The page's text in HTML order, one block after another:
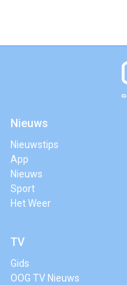
Nieuws
Nieuwstips
App
Nieuws
Sport
Het Weer
TV
Gids
OOG TV Nieuws